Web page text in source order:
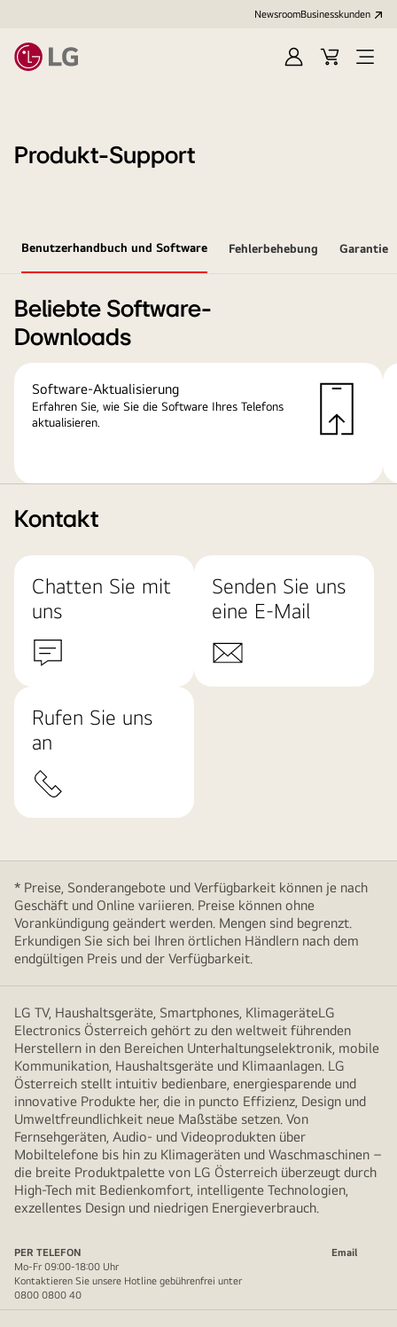
NewsroomBusinesskunden
AnmeldenWarenkorb
Menü
Produkt-Support
Benutzerhandbuch und Software Fehlerbehebung Garantie
Beliebte Software-
Downloads
Software-Aktualisierung
Erfahren Sie, wie Sie die Software Ihres Telefons
aktualisieren.
Kontakt
Chatten Sie mit
uns
Senden Sie uns
eine E-Mail
Rufen Sie uns
an
* Preise, Sonderangebote und Verfügbarkeit können je nach
Geschäft und Online variieren. Preise können ohne
Vorankündigung geändert werden. Mengen sind begrenzt.
Erkundigen Sie sich bei Ihren örtlichen Händlern nach dem
endgültigen Preis und der Verfügbarkeit.
LG TV, Haushaltsgeräte, Smartphones, KlimageräteLG
Electronics Österreich gehört zu den weltweit führenden
Herstellern in den Bereichen Unterhaltungselektronik, mobile
Kommunikation, Haushaltsgeräte und Klimaanlagen. LG
Österreich stellt intuitiv bedienbare, energiesparende und
innovative Produkte her, die in puncto Effizienz, Design und
Umweltfreundlichkeit neue Maßstäbe setzen. Von
Fernsehgeräten, Audio- und Videoprodukten über
Mobiltelefone bis hin zu Klimageräten und Waschmaschinen –
die breite Produktpalette von LG Österreich überzeugt durch
High-Tech mit Bedienkomfort, intelligente Technologien,
exzellentes Design und niedrigen Energieverbrauch.
PER TELEFON
Email
Mo-Fr 09:00-18:00 Uhr
Kontaktieren Sie unsere Hotline gebührenfrei unter
0800 0800 40